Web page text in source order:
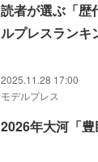
読者が選ぶ「歴
ルプレスランキ
2025.11.28 17:00
モデルプレス
2026年大河「